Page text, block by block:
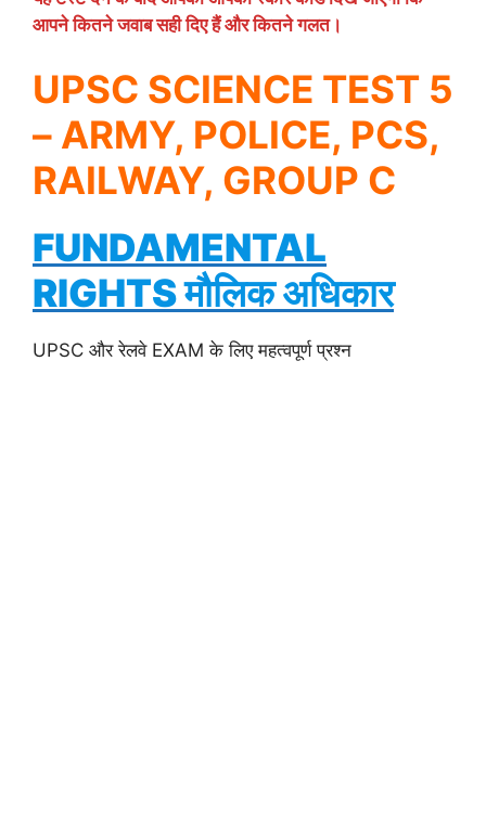
आपने कितने जवाब सही दिए हैं और कितने गलत।
UPSC SCIENCE TEST 5
– ARMY, POLICE, PCS,
RAILWAY, GROUP C
FUNDAMENTAL
RIGHTS मौलिक अधिकार
UPSC और रेलवे EXAM के लिए महत्वपूर्ण प्रश्न